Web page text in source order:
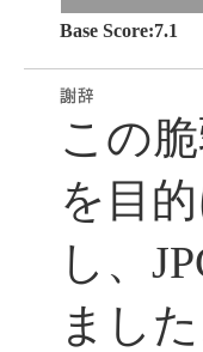
Base Score:7.1
この
を目
し、
ました